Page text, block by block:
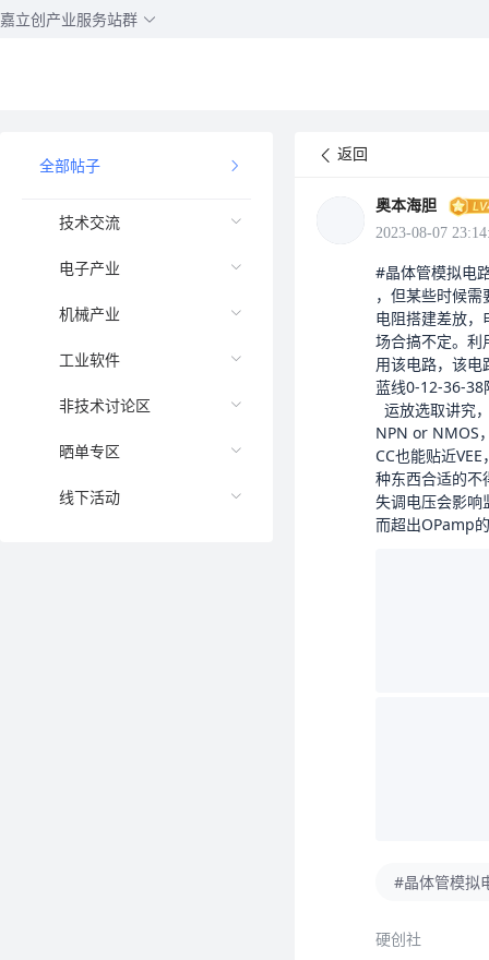
嘉立创产业服务站群
全部帖子
技术交流
电子产业
机械产业
工业软件
非技术讨论区
晒单专区
线下活动
返回
奥本海胆
2023-08-07
#晶体管模拟电
，但某些时候
电阻搭建差放
场合搞不定。利
用该电路，该
蓝线0-12-36-38
NPN or NMOS
CC也能贴近
种东西合适的不
失调电压会影响
而超出OPamp
#晶体管模拟
硬创社